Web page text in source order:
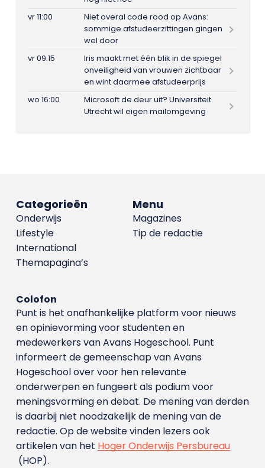
vr 11:00
Niet overal code rood op Avans:
sommige afstudeerzittingen gingen
wel door
vr 09:15
Iris maakt met één blik in de spiegel
onveiligheid van vrouwen zichtbaar
en wint daarmee afstudeerprijs
wo 16:00
Microsoft de deur uit? Universiteit
Utrecht wil eigen mailomgeving
Menu
Magazines
Tip de redactie
Categorieën
Onderwijs
Lifestyle
International
Themapagina’s
Colofon
Punt is het onafhankelijke platform voor nieuws
en opinievorming voor studenten en
medewerkers van Avans Hoge­school. Punt
informeert de gemeenschap van Avans
Hogeschool over voor hen relevante
onderwerpen en fungeert als podium voor
meningsvorming en debat. De mening van derden
is daarbij niet noodzakelijk de mening van de
redactie. Op de website vinden lezers ook
artikelen van het Hoger Onderwijs Persbureau
(HOP).